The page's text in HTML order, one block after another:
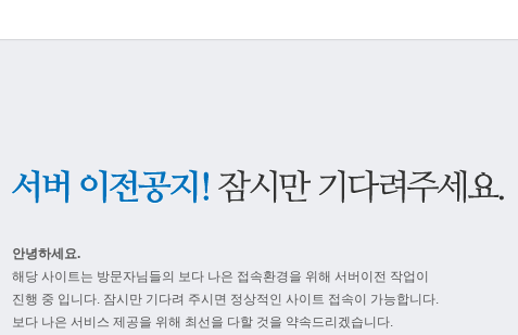
안녕하세요.
해당 사이트는 방문자님들의 보다 나은 접속환경을 위해 서버이전 작업이
진행 중 입니다. 잠시만 기다려 주시면 정상적인 사이트 접속이 가능합니다.
보다 나은 서비스 제공을 위해 최선을 다할 것을 약속드리겠습니다.